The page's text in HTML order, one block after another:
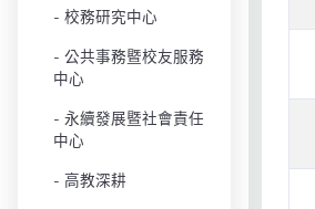
校務研究中心
公共事務暨校友服務
中心
永續發展暨社會責任
中心
高教深耕